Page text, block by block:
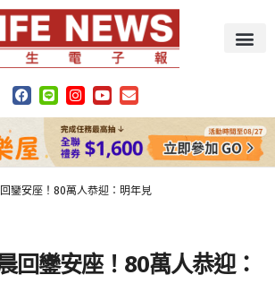
鑾安座！80萬人恭迎：明年見
回鑾安座！80萬人恭迎：